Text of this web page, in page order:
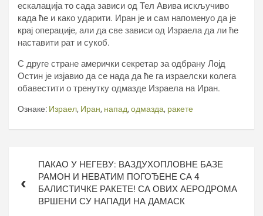
ескалација то сада зависи од Тел Авива искључиво
када ће и како ударити. Иран је и сам напоменуо да је
крај операције, али да све зависи од Израела да ли ће
наставити рат и сукоб.
С друге стране амерички секретар за одбрану Лојд
Остин је изјавио да се нада да ће га израелски колега
обавестити о тренутку одмазде Израела на Иран.
Ознаке: Израел, Иран, напад, одмазда, ракете
чланкаПАКАО У НЕГЕВУ: ВАЗДУХОПЛОВНЕ БАЗЕ
РАМОН И НЕВАТИМ ПОГОЂЕНЕ СА 4
БАЛИСТИЧКЕ РАКЕТЕ! СА ОВИХ АЕРОДРОМА
ВРШЕНИ СУ НАПАДИ НА ДАМАСК